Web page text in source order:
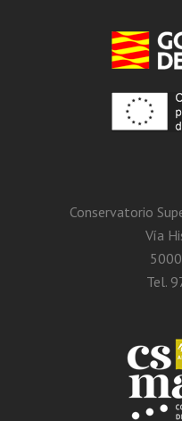
Conservatorio
Vía
Tel.